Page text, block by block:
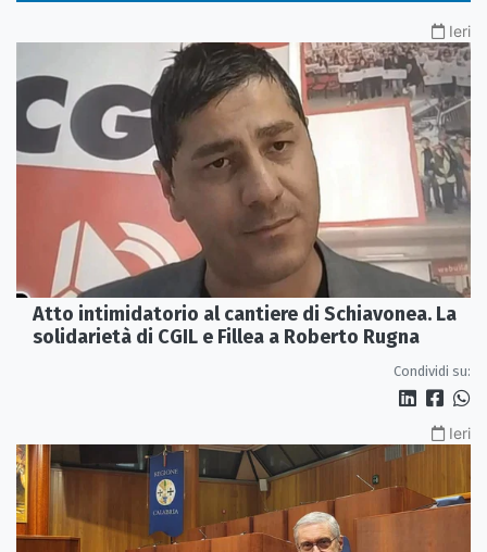
Ieri
Atto intimidatorio al cantiere di Schiavonea. La
solidarietà di CGIL e Fillea a Roberto Rugna
Condividi su:
Ieri